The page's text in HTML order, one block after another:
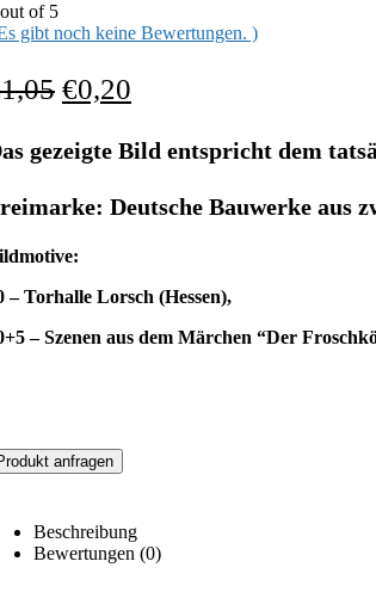
of 5
gibt noch keine Bewertungen. )
1,05 €0,20
gezeigte Bild entspricht dem
Deutsche Bauwerke
– Torhalle Lorsch (Hessen),
– Szenen aus dem Märchen “Der
anfragen
Beschreibung
Bewertungen (0)